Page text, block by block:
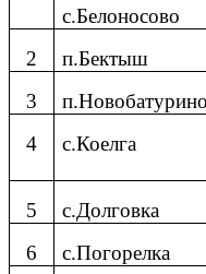
с.Белоносово
2 п.Бектыш
3
п.Новобатурино
4
с.Коелга
5
с.Долговка
6
с.Погорелка